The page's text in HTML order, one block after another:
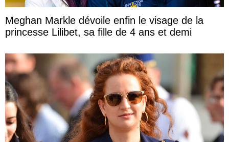
Meghan Markle dévoile enfin le visage de la
princesse Lilibet, sa fille de 4 ans et demi